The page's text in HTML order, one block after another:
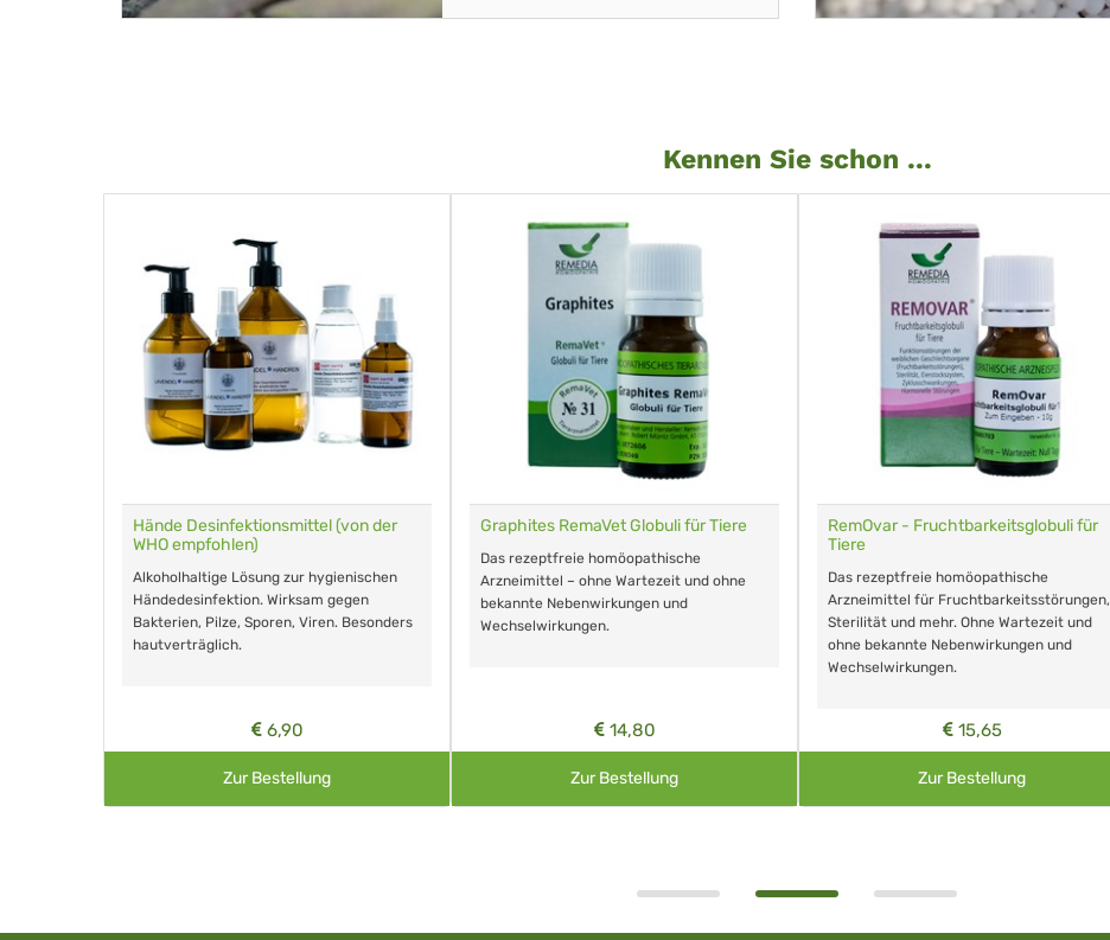
Kennen Sie schon ...
Hände Desinfektionsmittel (von der
WHO empfohlen)
Alkoholhaltige Lösung zur hygienischen
Händedesinfektion. Wirksam gegen
Bakterien, Pilze, Sporen, Viren. Besonders
hautverträglich.
6,90
Zur Bestellung
Graphites RemaVet Globuli für Tiere
Das rezeptfreie homöopathische
Arzneimittel – ohne Wartezeit und ohne
bekannte Nebenwirkungen und
Wechselwirkungen.
14,80
Zur Bestellung
RemOvar - Fruchtbarkeitsglobuli für
Tiere
Das rezeptfreie homöopathische
Arzneimittel für Fruchtbarkeitsstörungen,
Sterilität und mehr. Ohne Wartezeit und
ohne bekannte Nebenwirkungen und
Wechselwirkungen.
15,65
Zur Bestellung